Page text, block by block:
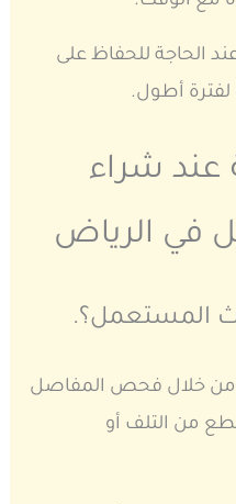
الحاجة للحفاظ على
لفترة أطول.
عند شراء
في الرياض
المستعمل؟.
من خلال فحص المفاصل
من التلف أو